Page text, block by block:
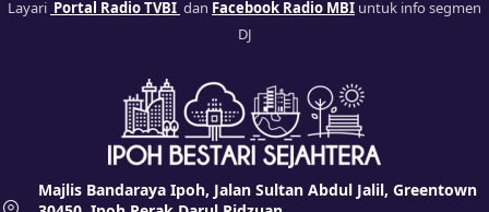
Layari Portal Radio TVBI dan Facebook Radio MBI untuk info segmen
DJ
Majlis Bandaraya Ipoh, Jalan Sultan Abdul Jalil, Greentown